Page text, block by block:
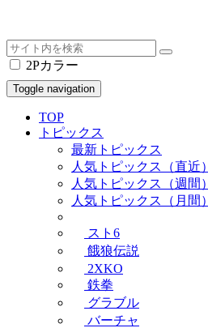
2Pカラー
Toggle navigation
TOP
トピックス
最新トピックス
人気トピックス（直近）
人気トピックス（週間）
人気トピックス（月間）
スト6
餓狼伝説
2XKO
鉄拳
グラブル
バーチャ